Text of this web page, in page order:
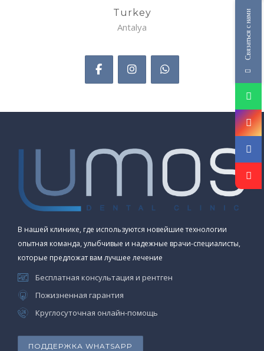
Turkey
Antalya
В нашей клинике, где используются новейшие технологии
опытная команда, улыбчивые и надежные врачи-специалисты,
которые предложат вам лучшее лечение
Бесплатная консультация и рентген
Пожизненная гарантия
Круглосуточная онлайн-помощь
ПОДДЕРЖКА WHATSAPP
Связаться с нами